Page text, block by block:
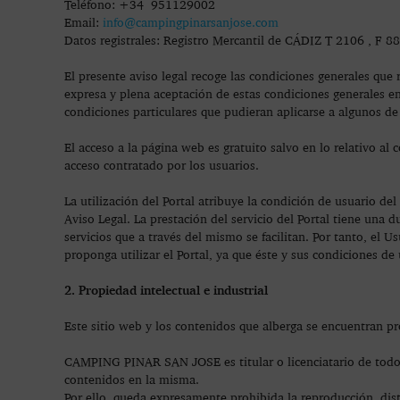
Teléfono: +34 951129002
Email: info@campingpinarsanjose.com
Datos registrales: Registro Mercantil de CÁDIZ T 2106 , F
El presente aviso legal recoge las condiciones generales
expresa y plena aceptación de estas condiciones
condiciones particulares que pudieran aplicarse a algunos
El acceso a la página web es gratuito salvo en lo relativo al
acceso contratado por los usuarios.
La utilización del Portal atribuye la condición de usuario
Aviso Legal. La prestación del servicio del Portal tiene una
servicios que a través del mismo se facilitan. Por tanto, el
proponga utilizar el Portal, ya que éste y sus condiciones
2. Propiedad intelectual e industrial
Este sitio web y los contenidos que alberga se encuentran
CAMPING PINAR SAN JOSE es titular o licenciatario de
contenidos en la misma.
Por ello, queda expresamente prohibida la reproducción,